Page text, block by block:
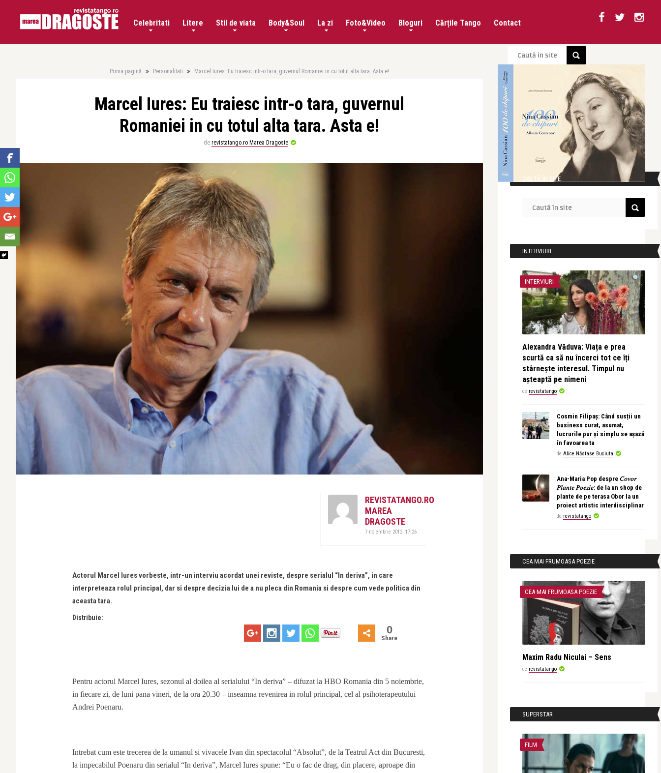
Celebritati Litere Stil de viata Body&Soul La zi Foto&Video Bloguri Cărțile Tango Contact
Prima pagină Personalitati Marcel Iures: Eu traiesc intr-o tara, guvernul Romaniei in cu totul alta tara. Asta e!
Marcel Iures: Eu traiesc intr-o tara, guvernul
Romaniei in cu totul alta tara. Asta e!
de revistatango.ro Marea Dragoste
REVISTATANGO.RO
MAREA
DRAGOSTE
7 noiembrie 2012, 17:26
Actorul Marcel Iures vorbeste, intr-un interviu acordat unei reviste, despre serialul “In deriva”, in care
interpreteaza rolul principal, dar si despre decizia lui de a nu pleca din Romania si despre cum vede politica din
aceasta tara.
Distribuie:
0
Share
Pentru actorul Marcel Iures, sezonul al doilea al serialului “In deriva” – difuzat la HBO Romania din 5 noiembrie,
in fiecare zi, de luni pana vineri, de la ora 20.30 – inseamna revenirea in rolul principal, cel al psihoterapeutului
Andrei Poenaru.
Intrebat cum este trecerea de la umanul si vivacele Ivan din spectacolul “Absolut”, de la Teatrul Act din Bucuresti,
la impecabilul Poenaru din serialul “In deriva”, Marcel Iures spune: “Eu o fac de drag, din placere, aproape din
CAUTĂ ÎN SITE
INTERVIURI
INTERVIURI
Alexandra Văduva: Viața e prea
scurtă ca să nu încerci tot ce îți
stârnește interesul. Timpul nu
așteaptă pe nimeni
de revistatango
Cosmin Filipaș: Când susții un
business curat, asumat,
lucrurile pur și simplu se așază
în favoarea ta
de Alice Năstase Buciuta
Ana-Maria Pop despre 𝐶𝑜𝑣𝑜𝑟
𝑃𝑙𝑎𝑛𝑡𝑒 𝑃𝑜𝑒𝑧𝑖𝑒: de la un shop de
plante de pe terasa Obor la un
proiect artistic interdisciplinar
de revistatango
CEA MAI FRUMOASA POEZIE
CEA MAI FRUMOASA POEZIE
Maxim Radu Niculai – Sens
de revistatango
SUPERSTAR
FILM